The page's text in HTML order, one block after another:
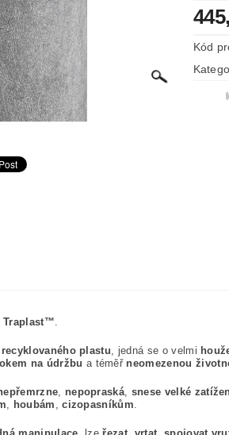
Kód
Traplast™.
plastu, jedná se o velmi
na údržbu a téměřneomezenou
, nepopraská, snese velké
, houbám ,cizopasníkům.